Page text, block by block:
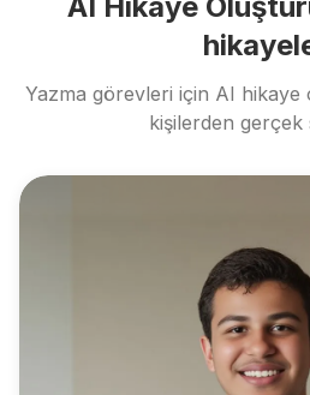
Yazma görevleri için AI
kişilerden